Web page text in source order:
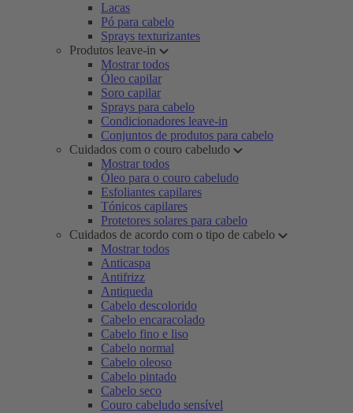
Lacas
Pó para cabelo
Sprays texturizantes
Produtos leave-in
Mostrar todos
Óleo capilar
Soro capilar
Sprays para cabelo
Condicionadores leave-in
Conjuntos de produtos para cabelo
Cuidados com o couro cabeludo
Mostrar todos
Óleo para o couro cabeludo
Esfoliantes capilares
Tónicos capilares
Protetores solares para cabelo
Cuidados de acordo com o tipo de cabelo
Mostrar todos
Anticaspa
Antifrizz
Antiqueda
Cabelo descolorido
Cabelo encaracolado
Cabelo fino e liso
Cabelo normal
Cabelo oleoso
Cabelo pintado
Cabelo seco
Couro cabeludo sensível